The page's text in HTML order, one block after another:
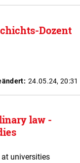
Dozent
24.05.24, 20:31
law -
universities